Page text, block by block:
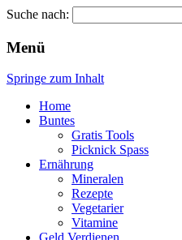
Pinkies
Suche nach:
Menü
Springe zum Inhalt
Home
Buntes
Gratis Tools
Picknick Spass
Ernährung
Mineralen
Rezepte
Vegetarier
Vitamine